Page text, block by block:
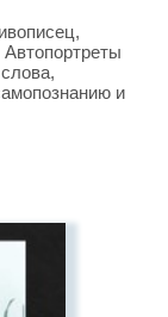
Автопортреты
и